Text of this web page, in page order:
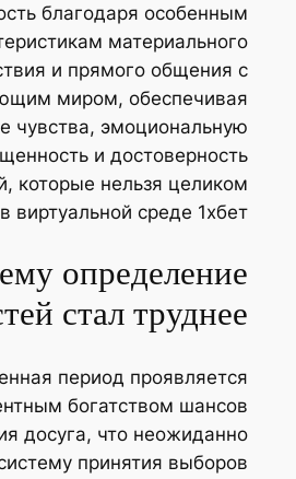
благодаря особенным
материального
и прямого общения с
миром, обеспечивая
чувства, эмоциональную
и достоверность
которые нельзя целиком
виртуальной среде 1хбет.
определение
стал труднее
период проявляется
богатством шансов
досуга, что неожиданно
принятия выборов